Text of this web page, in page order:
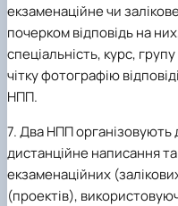
екзаменаційне чи
почерком відповідь на
спеціальність, курс,
чітку фотографію
НПП.
7. Два НПП організовують
дистанційне написання
екзаменаційних
(проектів),